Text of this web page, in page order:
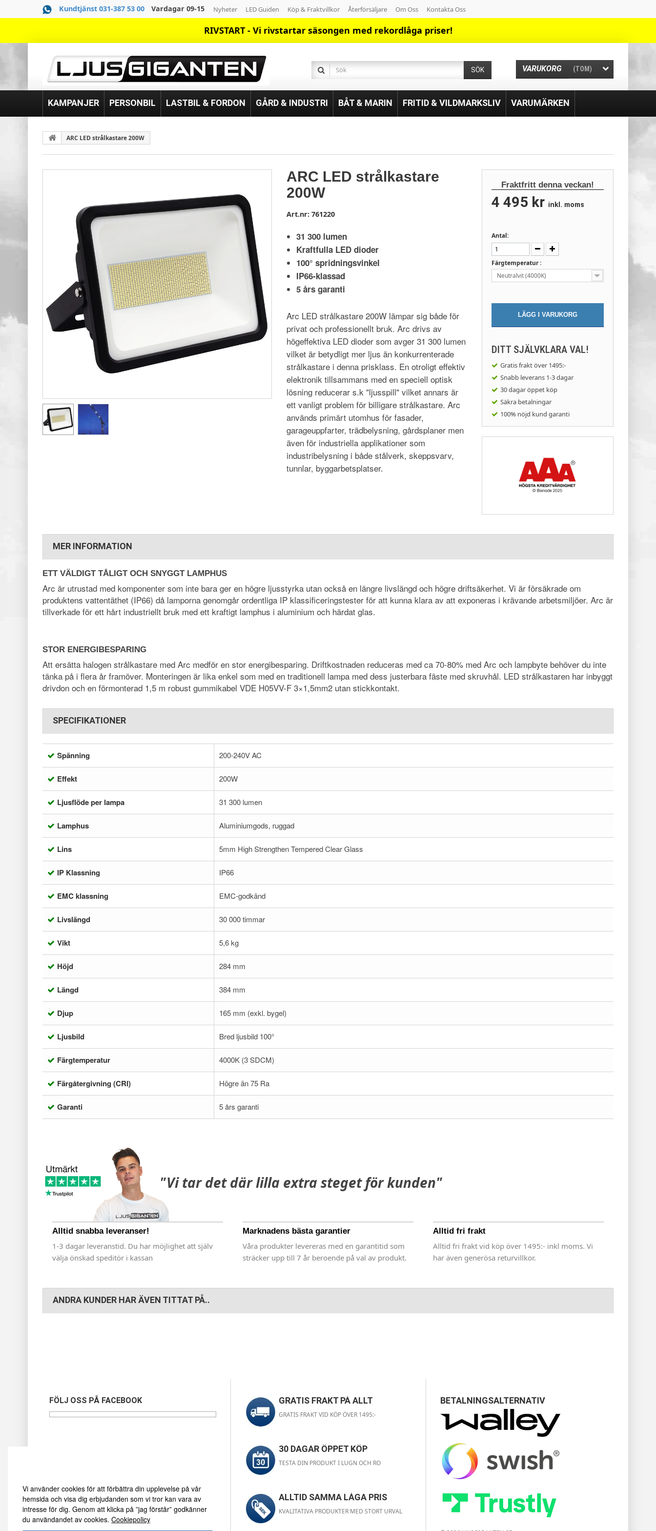
Vi använder cookies för att förbättra din upplevelse på vår
hemsida och visa dig erbjudanden som vi tror kan vara av
intresse för dig. Genom att klicka på ”jag förstår” godkänner
du användandet av cookies. Cookiepolicy
Kundtjänst 031-387 53 00 Vardagar 09-15 Nyheter LED Guiden Köp & Fraktvillkor Återförsäljare Om Oss Kontakta Oss
RIVSTART - Vi rivstartar säsongen med rekordlåga priser!
VARUKORG (TOM)
SÖK
KAMPANJER PERSONBIL LASTBIL & FORDON GÅRD & INDUSTRI BÅT & MARIN FRITID & VILDMARKSLIV VARUMÄRKEN
ARC LED strålkastare 200W
ARC LED strålkastare
200W
Art.nr: 761220
31 300 lumen
Kraftfulla LED dioder
100° spridningsvinkel
IP66-klassad
5 års garanti
Arc LED strålkastare 200W lämpar sig både för
privat och professionellt bruk. Arc drivs av
högeffektiva LED dioder som avger 31 300 lumen
vilket är betydligt mer ljus än konkurrenterade
strålkastare i denna prisklass. En otroligt effektiv
elektronik tillsammans med en speciell optisk
lösning reducerar s.k "ljusspill" vilket annars är
ett vanligt problem för billigare strålkastare. Arc
används primärt utomhus för fasader,
garageuppfarter, trädbelysning, gårdsplaner men
även för industriella applikationer som
industribelysning i både stålverk, skeppsvarv,
tunnlar, byggarbetsplatser.
Fraktfritt denna veckan!
4 495 kr inkl. moms
Antal:
Färgtemperatur :
Neutralvit (4000K)
LÄGG I VARUKORG
DITT SJÄLVKLARA VAL!
Gratis fraktöver 1495:-
Snabb leverans1-3 dagar
30 dagaröppet köp
Säkrabetalningar
100% nöjd kund garanti
MER INFORMATION
ETT VÄLDIGT TÅLIGT OCH SNYGGT LAMPHUS
Arc är utrustad med komponenter som inte bara ger en högre ljusstyrka utan också en längre livslängd och högre driftsäkerhet. Vi är försäkrade om
produktens vattentäthet (IP66) då lamporna genomgår ordentliga IP klassificeringstester för att kunna klara av att exponeras i krävande arbetsmiljöer. Arc är
tillverkade för ett hårt industriellt bruk med ett kraftigt lamphus i aluminium och härdat glas.
STOR ENERGIBESPARING
Att ersätta halogen strålkastare med Arc medför en stor energibesparing. Driftkostnaden reduceras med ca 70-80% med Arc och lampbyte behöver du inte
tänka på i flera år framöver. Monteringen är lika enkel som med en traditionell lampa med dess justerbara fäste med skruvhål. LED strålkastaren har inbyggt
drivdon och en förmonterad 1,5 m robust gummikabel VDE H05VV-F 3×1,5mm2 utan stickkontakt.
SPECIFIKATIONER
Spänning 200-240V AC
Effekt 200W
Ljusflöde per lampa 31 300 lumen
Lamphus Aluminiumgods, ruggad
Lins 5mm High Strengthen Tempered Clear Glass
IP Klassning IP66
EMC klassning EMC-godkänd
Livslängd 30 000 timmar
Vikt 5,6 kg
Höjd 284 mm
Längd 384 mm
Djup 165 mm (exkl. bygel)
Ljusbild Bred ljusbild 100°
Färgtemperatur 4000K (3 SDCM)
Färgåtergivning (CRI) Högre än 75 Ra
Garanti 5 års garanti
"Vi tar det där lilla extra steget för kunden"
Alltid snabba leveranser!
1-3 dagar leveranstid. Du har möjlighet att själv
välja önskad speditör i kassan
Marknadens bästa garantier
Våra produkter levereras med en garantitid som
sträcker upp till 7 år beroende på val av produkt.
Alltid fri frakt
Alltid fri frakt vid köp över 1495:- inkl moms. Vi
har även generösa returvillkor.
ANDRA KUNDER HAR ÄVEN TITTAT PÅ..
FÖLJ OSS PÅ FACEBOOK GRATIS FRAKT PÅ ALLT
GRATIS FRAKT VID KÖP ÖVER 1495:-
30 DAGAR ÖPPET KÖP
TESTA DIN PRODUKT I LUGN OCH RO
ALLTID SAMMA LÅGA PRIS
KVALITATIVA PRODUKTER MED STORT URVAL
BETALNINGSALTERNATIV